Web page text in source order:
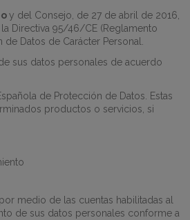
y del Consejo, de 27 de abril de 2016,
Directiva 95/46/CE (Reglamento
Datos de Carácter Personal.
sus datos personales de acuerdo
de Protección de Datos. Estas
productos o servicios, si
por medio de las cuentas habilitadas al
de sus datos personales conforme a